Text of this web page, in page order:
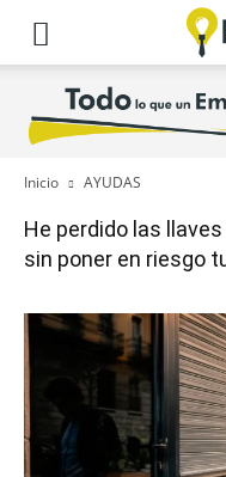
Inicio AYUDAS
He perdido las
sin poner en riesgo